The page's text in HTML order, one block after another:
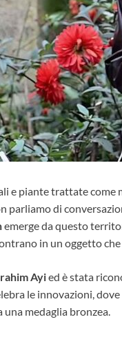
e piante trattate come
parliamo di
emerge da questo
in un oggetto
Ayied è stata
le innovazioni,
medaglia bronzea.